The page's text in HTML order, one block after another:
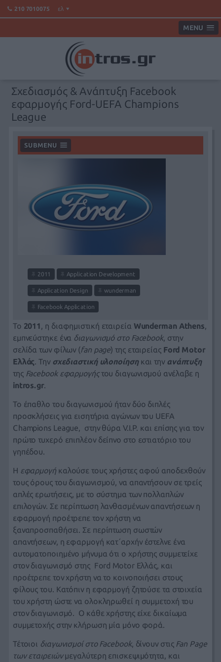
210 7010075 ελ
MENU
Σχεδιασμός & Ανάπτυξη Facebook
εφαρμογής Ford-UEFA Champions
League
SUBMENU
2011 Application Development
Application Design wunderman
Facebook Application
Το 2011 , η διαφημιστική εταιρεία Wunderman Athens,
εμπνεύστηκε ένα διαγωνισμό στο Facebook, στην
σελίδα των φίλων (fan page) της εταιρείας Ford Motor
Ελλάς. Την σχεδιαστική υλοποίησηκαι την ανάπτυξη
της Facebook εφαρμογήςτου διαγωνισμού ανέλαβε η
intros.gr.
Το έπαθλο του διαγωνισμού ήταν δύο διπλές
προσκλήσεις για εισητήρια αγώνων του UEFA
Champions League, στην θύρα V.I.P. και επίσης για τον
πρώτο τυχερό επιπλέον δείπνο στο εστιατόριο του
γηπέδου.
Η εφαρμογήκαλούσε τους χρήστες αφού αποδεχθούν
τους όρους του διαγωνισμού, να απαντήσουν σε τρείς
απλές ερωτήσεις, με το σύστημα των πολλαπλών
επιλογών. Σε περίπτωση λανθασμένων απαντήσεων η
εφαρμογή προέτρεπε τον χρήστη να
ξαναπροσπαθήσει. Σε περίπτωση σωστών
απαντήσεων, η εφαρμογή κατ΄αρχήν έστελνε ένα
αυτοματοποιημένο μήνυμα ότι ο χρήστης συμμετείχε
στον διαγωνισμό στης Ford Motor Ελλάς, και
προέτρεπε τον χρήστη να το κοινοποιήσει στους
φίλους του. Κατόπιν η εφαρμογή ζητούσε τα στοιχεία
του χρήστη ώστε να ολοκληρωθεί η συμμετοχή του
στον διαγωνισμό. Ο κάθε χρήστης είχε δικαίωμα
συμμετοχής στην κλήρωση μία μόνο φορά.
Τέτοιοι διαγωνισμοί στο Facebook, δίνουν στις Fan Page
των εταιρειώνμεγαλύτερη επισκεψιμότητα, και